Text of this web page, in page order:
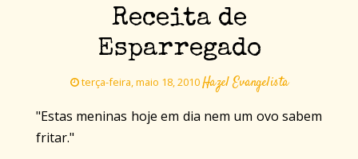
Receita de
Esparregado
terça-feira, maio 18, 2010Hazel Evangelista
"Estas meninas hoje em dia nem um ovo sabem
fritar."